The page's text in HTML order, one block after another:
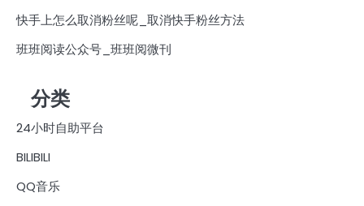
快手上怎么取消粉丝呢_取消快手粉丝方法
班班阅读公众号_班班阅微刊
分类
24小时自助平台
BILIBILI
QQ音乐